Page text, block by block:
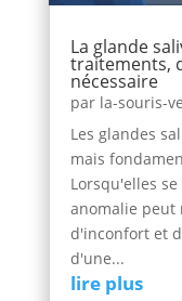
La glande
traitements,
nécessaire
par la-souris-
Les glandes
mais
Lorsqu'elles
anomalie peut
d'inconfort et
d'une...
lire plus